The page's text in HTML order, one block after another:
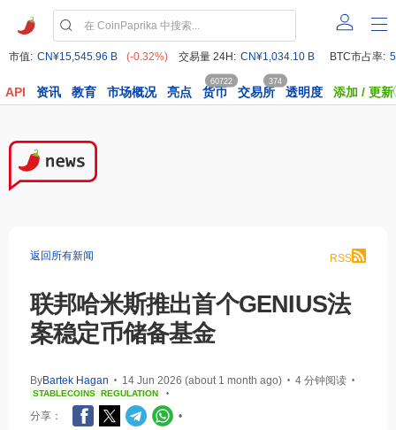
市值: CN¥15,545.96 B (-0.32%) 交易量 24H: CN¥1,034.10 B BTC市占率:
API 资讯 教育 市场概况 亮点 货币
60722
交易所
374
透明度 添加 / 更新
返回所有新闻 RSS
联邦哈米斯推出首个GENIUS法
案稳定币储备基金
ByBartek Hagan • 14 Jun 2026 (about 1 month ago) • 4 分钟阅读 •
STABLECOINS REGULATION •
分享： •